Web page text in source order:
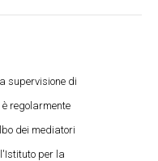
supervisione di
regolarmente
dei mediatori
per la